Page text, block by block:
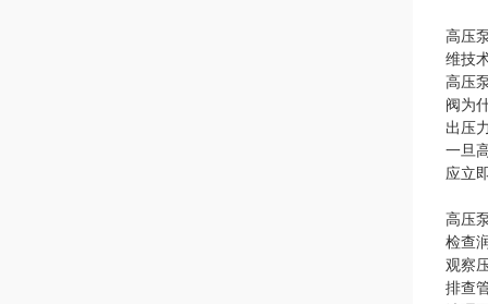
高压
维技
高压
阀为
出压
一旦
应立
高压
检查
观察
排查